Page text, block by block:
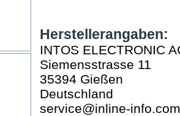
Herstellerangaben:
INTOS ELECTRONIC
Siemensstrasse 11
35394 Gießen
Deutschland
service@inline-info.com